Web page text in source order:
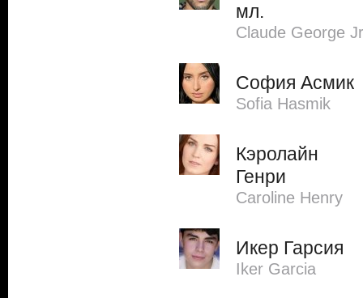
мл.
Claude George
София Асмик
Sofia Hasmik
Кэролайн
Генри
Caroline Henry
Икер Гарсия
Iker Garcia